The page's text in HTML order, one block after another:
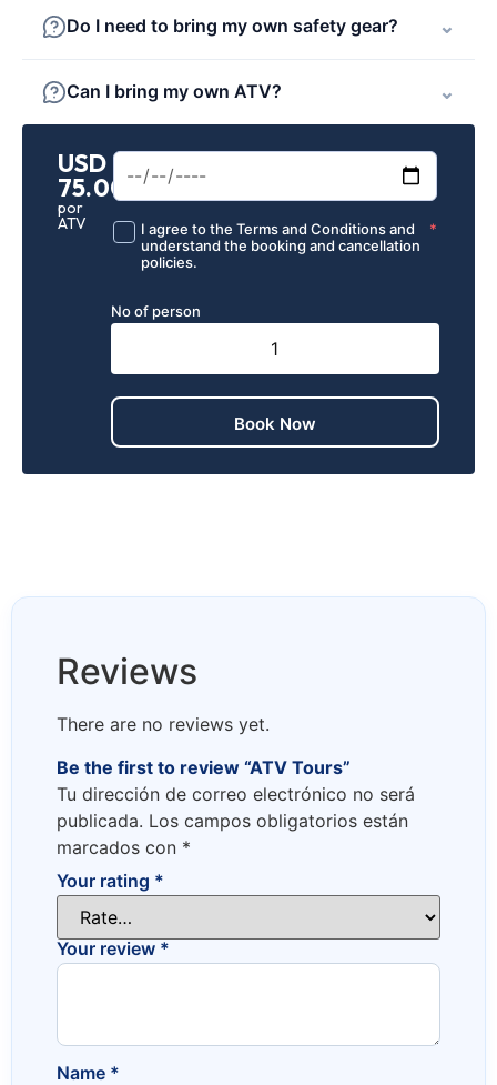
Do I need to bring my own safety gear? ⌄
Can I bring my own ATV? ⌄
USD
75.00
por
ATV
I agree to the Terms and Conditions and
understand the booking and cancellation
policies.
*
Book Now
Reviews
There are no reviews yet.
Be the first to review “ATV Tours”
Tu dirección de correo electrónico no será
publicada. Los campos obligatorios están
marcados con *
Your rating *
Your review *
Name *